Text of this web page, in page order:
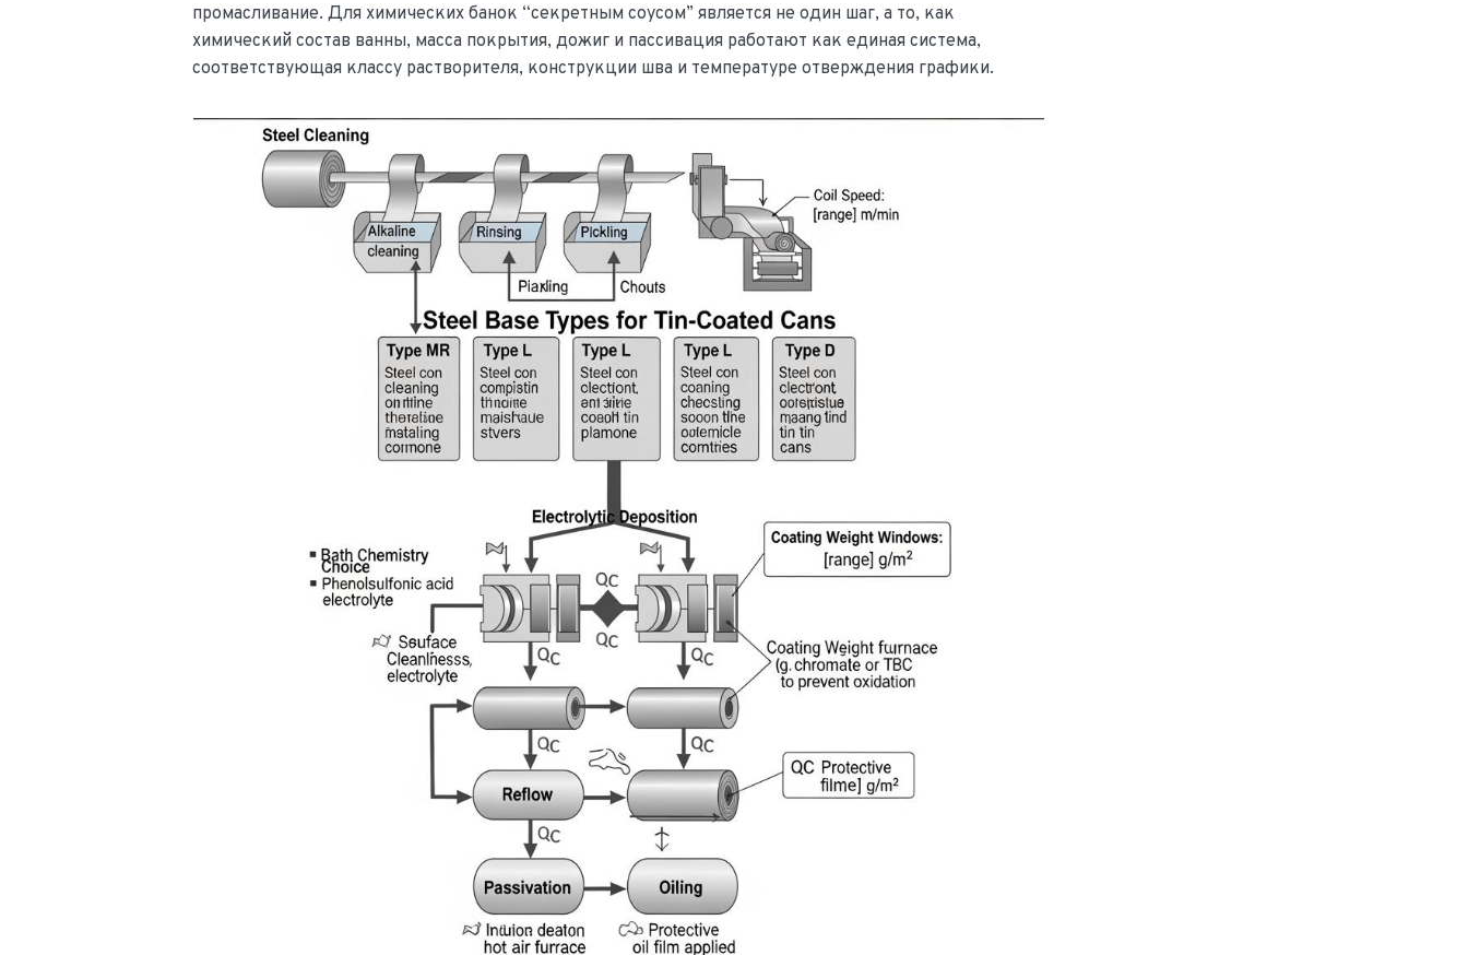
промасливание. Для химических банок “секретным соусом” является не один шаг, а то, как
химический состав ванны, масса покрытия, дожиг и пассивация работают как единая система,
соответствующая классу растворителя, конструкции шва и температуре отверждения графики.